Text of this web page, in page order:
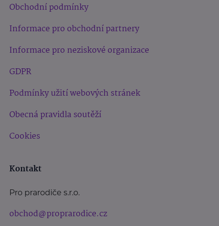
Obchodní podmínky
Informace pro obchodní partnery
Informace pro neziskové organizace
GDPR
Podmínky užití webových stránek
Obecná pravidla soutěží
Cookies
Kontakt
Pro prarodiče s.r.o.
obchod@proprarodice.cz